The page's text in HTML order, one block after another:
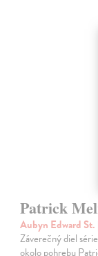
Patrick
Aubyn Edward St.
Záverečný diel
okolo pohrebu